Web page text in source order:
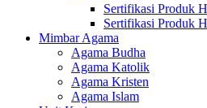
Sertifikasi Produk
Sertifikasi Produk
Mimbar Agama
Agama Budha
Agama Katolik
Agama Kristen
Agama Islam